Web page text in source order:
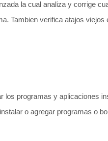
la cual analiza y corrige
Tambien verifica atajos viejos
los programas y aplicaciones
o agregar programas o